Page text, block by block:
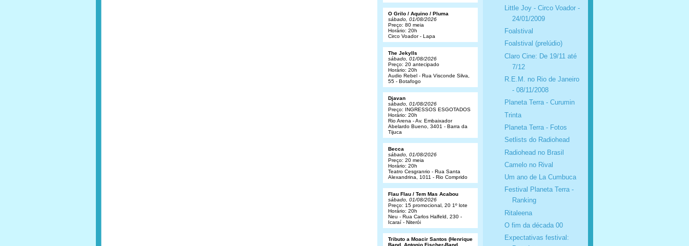
Little Joy - Circo Voador -
24/01/2009
Foalstival
Foalstival (prelúdio)
Claro Cine: De 19/11 até
7/12
R.E.M. no Rio de Janeiro
- 08/11/2008
Planeta Terra - Curumin
Trinta
Planeta Terra - Fotos
Setlists do Radiohead
Radiohead no Brasil
Camelo no Rival
Um ano de La Cumbuca
Festival Planeta Terra -
Ranking
Ritaleena
O fim da década 00
Expectativas festival:
O Grilo / Aquino / Pluma
sábado, 01/08/2026
Preço: 80 meia
Horário: 20h
Circo Voador - Lapa
The Jekylls
sábado, 01/08/2026
Preço: 20 antecipado
Horário: 20h
Audio Rebel - Rua Visconde Silva,
55 - Botafogo
Djavan
sábado, 01/08/2026
Preço: INGRESSOS ESGOTADOS
Horário: 20h
Rio Arena - Av. Embaixador
Abelardo Bueno, 3401 - Barra da
Tijuca
Becca
sábado, 01/08/2026
Preço: 20 meia
Horário: 20h
Teatro Cesgranrio - Rua Santa
Alexandrina, 1011 - Rio Comprido
Flau Flau / Tem Mas Acabou
sábado, 01/08/2026
Preço: 15 promocional, 20 1º lote
Horário: 20h
Neu - Rua Carlos Halfeld, 230 -
Icaraí - Niterói
Tributo a Moacir Santos (Henrique
Band, Antonio Fischer-Band,